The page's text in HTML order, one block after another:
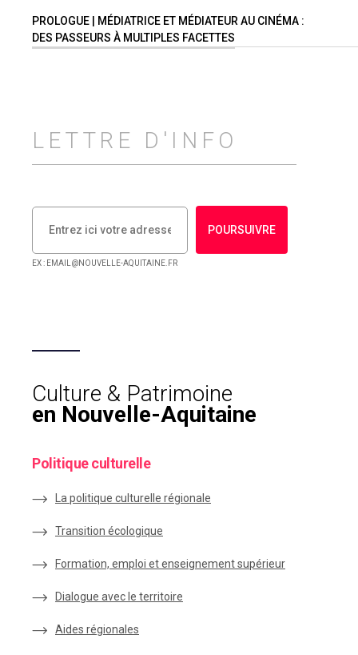
PROLOGUE | MÉDIATRICE ET MÉDIATEUR AU CINÉMA :
DES PASSEURS À MULTIPLES FACETTES
LETTRE D'INFO
POURSUIVRE
EX : EMAIL@NOUVELLE-AQUITAINE.FR
Culture & Patrimoine
en Nouvelle-Aquitaine
Politique culturelle
La politique culturelle régionale
Transition écologique
Formation, emploi et enseignement supérieur
Dialogue avec le territoire
Aides régionales